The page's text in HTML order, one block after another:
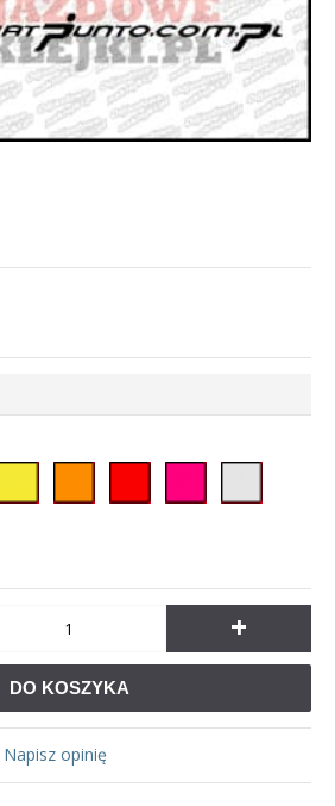
+
DO KOSZYKA
Napisz opinię